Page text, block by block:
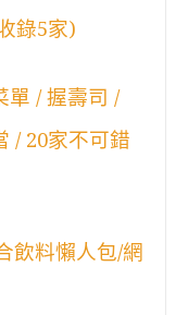
錄5家)
單 / 握壽司 /
/ 20家不可錯
飲料懶人包/網